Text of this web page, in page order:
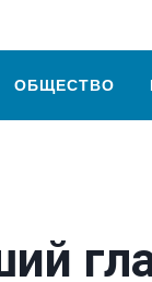
ОБЩЕСТВО